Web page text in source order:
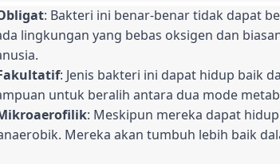
: Bakteri ini benar-benar tidak dapat
lingkungan yang bebas oksigen dan
: Jenis bakteri ini dapat hidup baik
untuk beralih antara dua mode
: Meskipun mereka dapat
Mereka akan tumbuh lebih baik